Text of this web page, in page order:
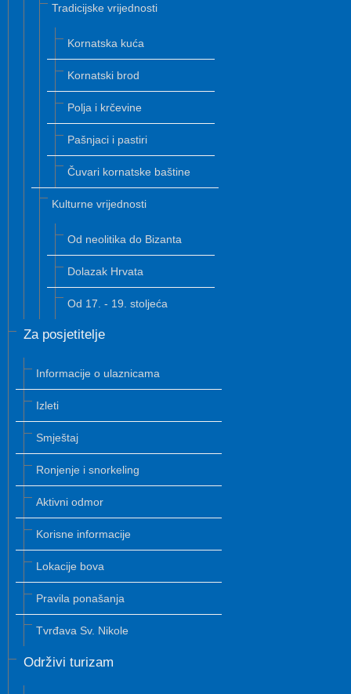
Tradicijske vrijednosti
Kornatska kuća
Kornatski brod
Polja i krčevine
Pašnjaci i pastiri
Čuvari kornatske baštine
Kulturne vrijednosti
Od neolitika do Bizanta
Dolazak Hrvata
Od 17. - 19. stoljeća
Za posjetitelje
Informacije o ulaznicama
Izleti
Smještaj
Ronjenje i snorkeling
Aktivni odmor
Korisne informacije
Lokacije bova
Pravila ponašanja
Tvrđava Sv. Nikole
Održivi turizam